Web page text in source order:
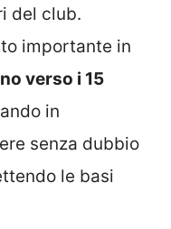
del club.
importante in
verso i 15
in
senza dubbio
le basi